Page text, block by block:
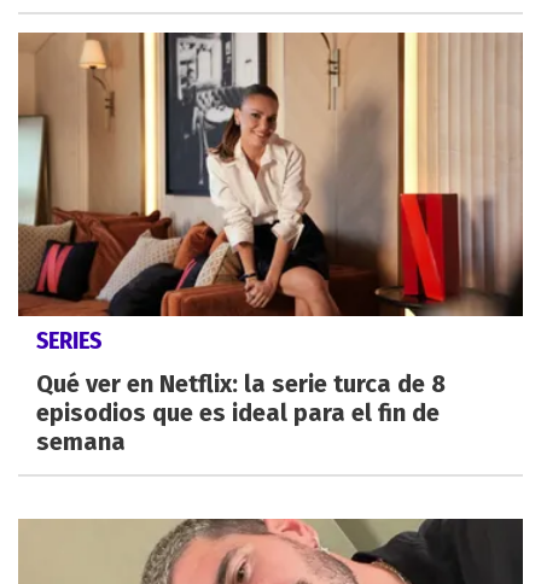
SERIES
Qué ver en Netflix: la serie turca de 8
episodios que es ideal para el fin de
semana